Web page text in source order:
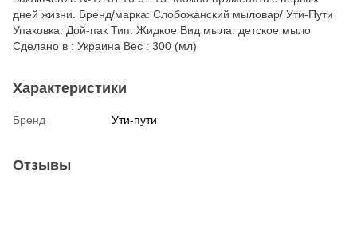
дней жизни. Бренд/марка: Слобожанский мыловар/ Ути-Пути
Упаковка: Дой-пак Тип: Жидкое Вид мыла: детское мыло
Сделано в : Украина Вес : 300 (мл)
Характеристики
Бренд Ути-пути
Отзывы